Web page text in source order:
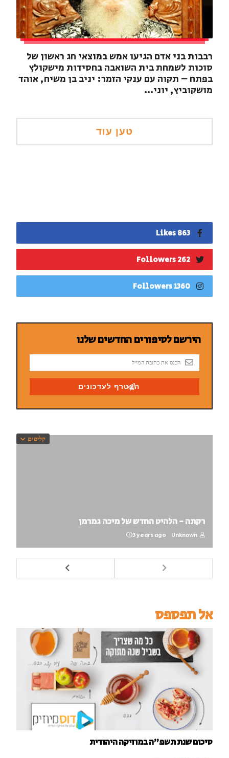
רבבות בני אדם הגיעו אמש במוצאי חג ראשון של
סוכות לשמחת בית השואבה בחסידות מישקולץ
בפתח – תקוה עם ענקי הזמר: יניב בן משיח, אוהד
מושקוביץ, יוני...
863 Likes
262 Followers
1360 Followers
קליפים
רקתה - הלהיט החדש של מיכה גמרמן
Unknown
3 years ago
אל תפספס
סיכום שנת תשפ"ה במוזיקה היהודית